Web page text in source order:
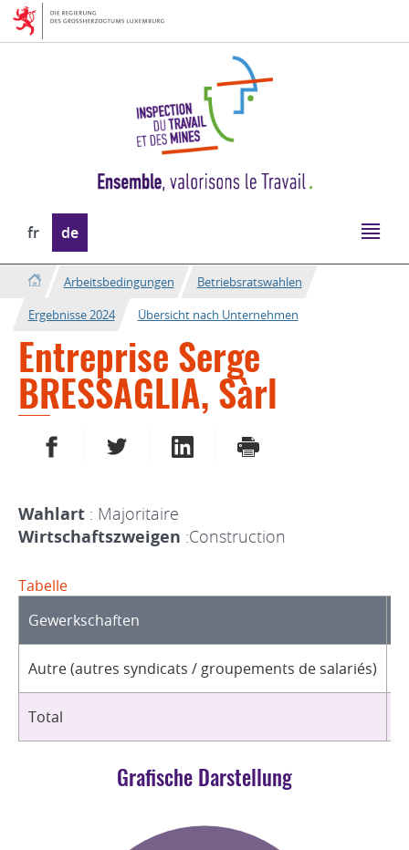
Zur
Navigation
Zum
Inhalt
Sprache
wechseln
fr de
Arbeitsbedingungen
Betriebsratswahlen
Ergebnisse 2024
Übersicht nach Unternehmen
Entreprise Serge
BRESSAGLIA, Sàrl
AUF FACEBOOK TEILENAUF TWITTER TEILENAUF LINKEDIN TEILEN
DRUCKEN
Wahlart : Majoritaire
Wirtschaftszweigen :Construction
Tabelle
Gewerkschaften
Autre (autres syndicats / groupements de salariés)
Total
Grafische Darstellung